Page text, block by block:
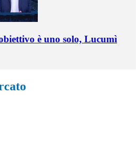
è uno solo, Lucumì